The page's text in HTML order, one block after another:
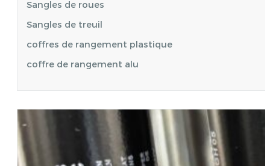
Sangles de roues
Sangles de treuil
coffres de rangement plastique
coffre de rangement alu